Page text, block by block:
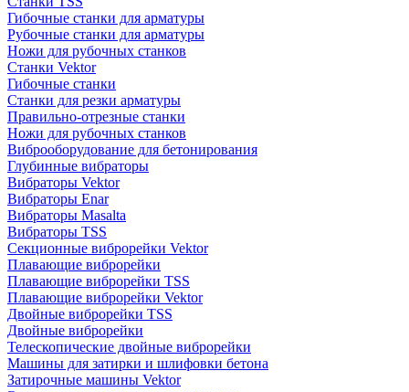
Гибочные станки для арматуры
Рубочные станки для арматуры
Ножи для рубочных станков
Станки Vektor
Гибочные станки
Станки для резки арматуры
Правильно-отрезные станки
Ножи для рубочных станков
Виброоборудование для бетонирования
Глубинные вибраторы
Вибраторы Vektor
Вибраторы Enar
Вибраторы Masalta
Вибраторы TSS
Секционные виброрейки Vektor
Плавающие виброрейки
Плавающие виброрейки TSS
Плавающие виброрейки Vektor
Двойные виброрейки TSS
Двойные виброрейки
Телескопические двойные виброрейки
Машины для затирки и шлифовки бетона
Затирочные машины Vektor